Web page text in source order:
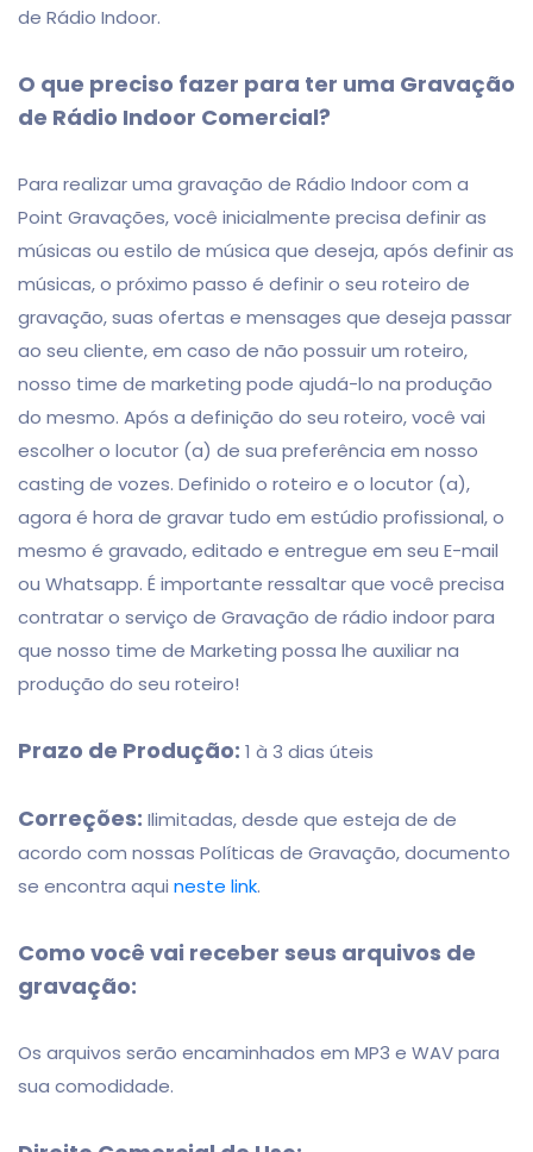
de Rádio Indoor.
O que preciso fazer para ter uma Gravação
de Rádio Indoor Comercial?
Para realizar uma gravação de Rádio Indoor com a
Point Gravações, você inicialmente precisa definir as
músicas ou estilo de música que deseja, após definir as
músicas, o próximo passo é definir o seu roteiro de
gravação, suas ofertas e mensages que deseja passar
ao seu cliente, em caso de não possuir um roteiro,
nosso time de marketing pode ajudá-lo na produção
do mesmo. Após a definição do seu roteiro, você vai
escolher o locutor (a) de sua preferência em nosso
casting de vozes. Definido o roteiro e o locutor (a),
agora é hora de gravar tudo em estúdio profissional, o
mesmo é gravado, editado e entregue em seu E-mail
ou Whatsapp. É importante ressaltar que você precisa
contratar o serviço de Gravação de rádio indoor para
que nosso time de Marketing possa lhe auxiliar na
produção do seu roteiro!
Prazo de Produção: 1 à 3 dias úteis
Correções: Ilimitadas, desde que esteja de de
acordo com nossas Políticas de Gravação, documento
se encontra aqui neste link.
Como você vai receber seus arquivos de
gravação:
Os arquivos serão encaminhados em MP3 e WAV para
sua comodidade.